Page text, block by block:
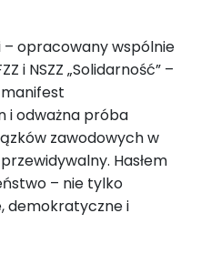
opracowany wspólnie
i NSZZ „Solidarność” –
manifest
i odważna próba
zawodowych w
Hasłem
– nie tylko
demokratyczne i